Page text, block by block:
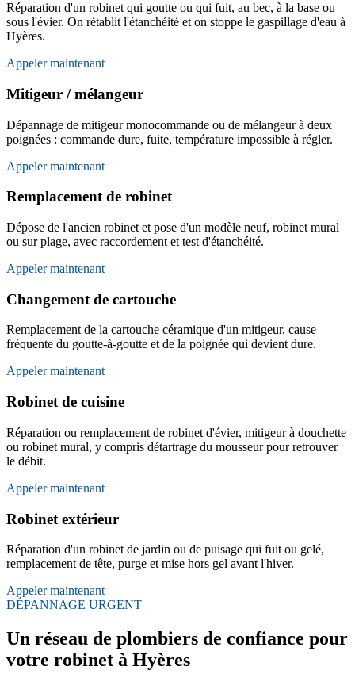
Réparation d'un robinet qui goutte ou qui fuit, au bec, à la base ou
sous l'évier. On rétablit l'étanchéité et on stoppe le gaspillage d'eau à
Hyères.
Appeler maintenant
Mitigeur / mélangeur
Dépannage de mitigeur monocommande ou de mélangeur à deux
poignées : commande dure, fuite, température impossible à régler.
Appeler maintenant
Remplacement de robinet
Dépose de l'ancien robinet et pose d'un modèle neuf, robinet mural
ou sur plage, avec raccordement et test d'étanchéité.
Appeler maintenant
Changement de cartouche
Remplacement de la cartouche céramique d'un mitigeur, cause
fréquente du goutte-à-goutte et de la poignée qui devient dure.
Appeler maintenant
Robinet de cuisine
Réparation ou remplacement de robinet d'évier, mitigeur à douchette
ou robinet mural, y compris détartrage du mousseur pour retrouver
le débit.
Appeler maintenant
Robinet extérieur
Réparation d'un robinet de jardin ou de puisage qui fuit ou gelé,
remplacement de tête, purge et mise hors gel avant l'hiver.
Appeler maintenant
DÉPANNAGE URGENT
Un réseau de plombiers de confiance pour
votre robinet à Hyères